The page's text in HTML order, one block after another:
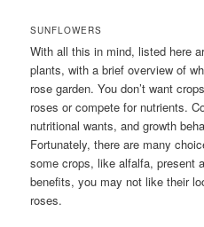
SUNFLOWERS
With all this in mind, listed here
plants, with a brief overview of
rose garden. You don’t want
roses or compete for nutrients.
nutritional wants, and growth
Fortunately, there are many
some crops, like alfalfa, present
benefits, you may not like their
roses.